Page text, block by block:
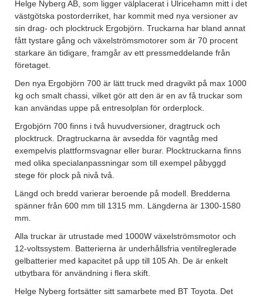
Helge Nyberg AB, som ligger välplacerat i Ulricehamn mitt i det
västgötska postorderriket, har kommit med nya versioner av
sin drag- och plocktruck Ergobjörn. Truckarna har bland annat
fått tystare gång och växelströmsmotorer som är 70 procent
starkare än tidigare, framgår av ett pressmeddelande från
företaget.
Den nya Ergobjörn 700 är lätt truck med dragvikt på max 1000
kg och smalt chassi, vilket gör att den är en av få truckar som
kan användas uppe på entresolplan för orderplock.
Ergobjörn 700 finns i två huvudversioner, dragtruck och
plocktruck. Dragtruckarna är avsedda för vagntåg med
exempelvis plattformsvagnar eller burar. Plocktruckarna finns
med olika specialanpassningar som till exempel påbyggd
stege för plock på nivå två.
Längd och bredd varierar beroende på modell. Bredderna
spänner från 600 mm till 1315 mm. Längderna är 1300-1580
mm.
Alla truckar är utrustade med 1000W växelströmsmotor och
12-voltssystem. Batterierna är underhållsfria ventilreglerade
gelbatterier med kapacitet på upp till 105 Ah. De är enkelt
utbytbara för användning i flera skift.
Helge Nyberg fortsätter sitt samarbete med BT Toyota. Det